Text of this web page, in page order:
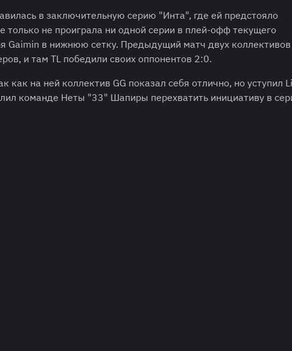
в заключительную серию "Инта", где ей предстояло
только не проиграла ни одной серии в плей-офф текущего
Gaimin в нижнюю сетку. Предыдущий матч двух коллективов
и там TL победили своих оппонентов 2:0.
как на ней коллектив GG показал себя отлично, но уступил
команде Неты "33" Шапиры перехватить инициативу в